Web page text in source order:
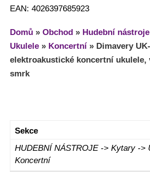
EAN: 4026397685923
Domů » Obchod » Hudební nástroje
Ukulele » Koncertní » Dimavery
elektroakustické koncertní ukulele,
smrk
Sekce
HUDEBNÍ NÁSTROJE -> Kytary ->
Koncertní